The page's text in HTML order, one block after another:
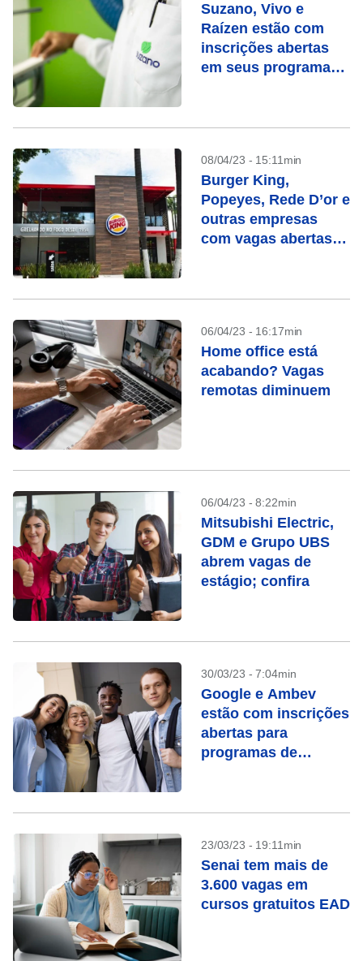
Suzano, Vivo e
Raízen estão com
inscrições abertas
em seus programas
08/04/23 - 15:11min
Burger King,
Popeyes, Rede D’or e
outras empresas
com vagas abertas;
06/04/23 - 16:17min
Home office está
acabando? Vagas
remotas diminuem
06/04/23 - 8:22min
Mitsubishi Electric,
GDM e Grupo UBS
abrem vagas de
estágio; confira
30/03/23 - 7:04min
Google e Ambev
estão com inscrições
abertas para
programas de
23/03/23 - 19:11min
Senai tem mais de
3.600 vagas em
cursos gratuitos EAD